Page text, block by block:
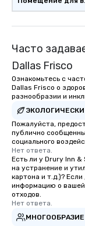
Часто
Dallas Frisco
Ознакомьтесь с
Dallas Frisco о
разнообразии и
Пожалуйста,
публично
социального
Нет ответа.
Есть ли у Drury Inn
на устранение и
картона и т.д.)?
информацию о вашей
отходов.
Нет ответа.